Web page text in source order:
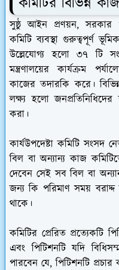
সুষ্ঠু আইন প্রণয়ন, সরকার ও
কমিটি ব্যবস্থা গুরুত্বপূর্ণ
উল্লেযোগ্য হলো ৩৭ টি
মন্ত্রণালয়ের কার্যক্রম
কাজের তদারকি করে।
লক্ষ্য হলো জনপ্রতিনিধিদের
করা।
কার্যউপদেষ্টা কমিটি সংসদ
বিল বা অন্যান্য কাজ
দেবেন সেই সব বিল বা
জন্য কি পরিমাণ সময়
থাকে।
কমিটির প্রেরিত প্রত্যেকটি
এবং পিটিশনটি যদি
পারবেন যে, পিটিশনটি